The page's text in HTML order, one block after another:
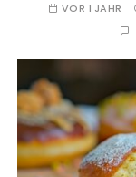
VOR 1 JAHR